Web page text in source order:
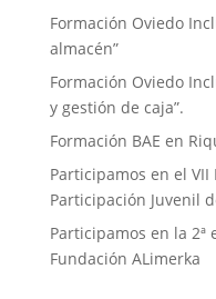
Formación Oviedo
almacén”
Formación Oviedo
y gestión de caja”.
Formación BAE en
Participamos en el
Participación Juvenil
Participamos en la 2ª
Fundación ALimerka